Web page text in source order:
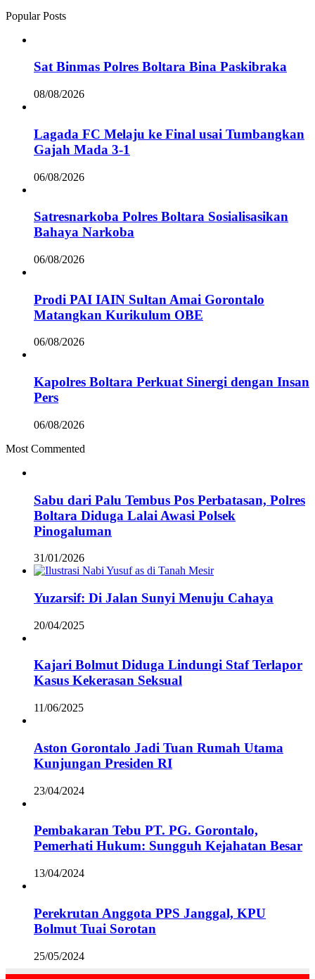
Popular Posts
Sat Binmas Polres Boltara Bina Paskibraka
08/08/2026
Lagada FC Melaju ke Final usai Tumbangkan
Gajah Mada 3-1
06/08/2026
Satresnarkoba Polres Boltara Sosialisasikan
Bahaya Narkoba
06/08/2026
Prodi PAI IAIN Sultan Amai Gorontalo
Matangkan Kurikulum OBE
06/08/2026
Kapolres Boltara Perkuat Sinergi dengan Insan
Pers
06/08/2026
Most Commented
Sabu dari Palu Tembus Pos Perbatasan, Polres
Boltara Diduga Lalai Awasi Polsek
Pinogaluman
31/01/2026
Yuzarsif: Di Jalan Sunyi Menuju Cahaya
20/04/2025
Kajari Bolmut Diduga Lindungi Staf Terlapor
Kasus Kekerasan Seksual
11/06/2025
Aston Gorontalo Jadi Tuan Rumah Utama
Kunjungan Presiden RI
23/04/2024
Pembakaran Tebu PT. PG. Gorontalo,
Pemerhati Hukum: Sungguh Kejahatan Besar
13/04/2024
Perekrutan Anggota PPS Janggal, KPU
Bolmut Tuai Sorotan
25/05/2024